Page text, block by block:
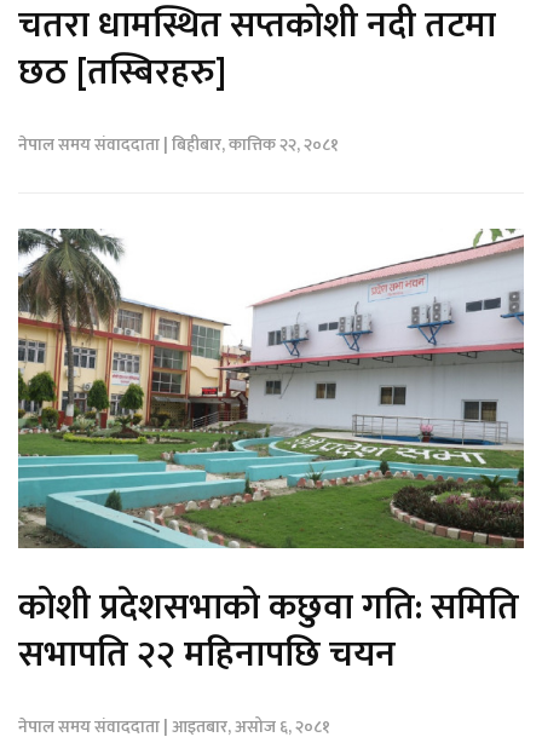
चतरा धामस्थित सप्तकोशी नदी तटमा
छठ [तस्बिरहरु]
नेपाल समय संवाददाता | बिहीबार, कात्तिक २२, २०८१
कोशी प्रदेशसभाको कछुवा गति: समिति
सभापति २२ महिनापछि चयन
नेपाल समय संवाददाता | आइतबार, असोज ६, २०८१